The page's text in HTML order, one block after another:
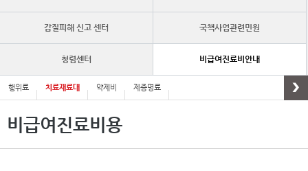
갑질피해 신고 센터 국책사업관련민원
청렴센터 비급여진료비안내
행위료 치료재료대 약제비 제증명료
비급여진료비용